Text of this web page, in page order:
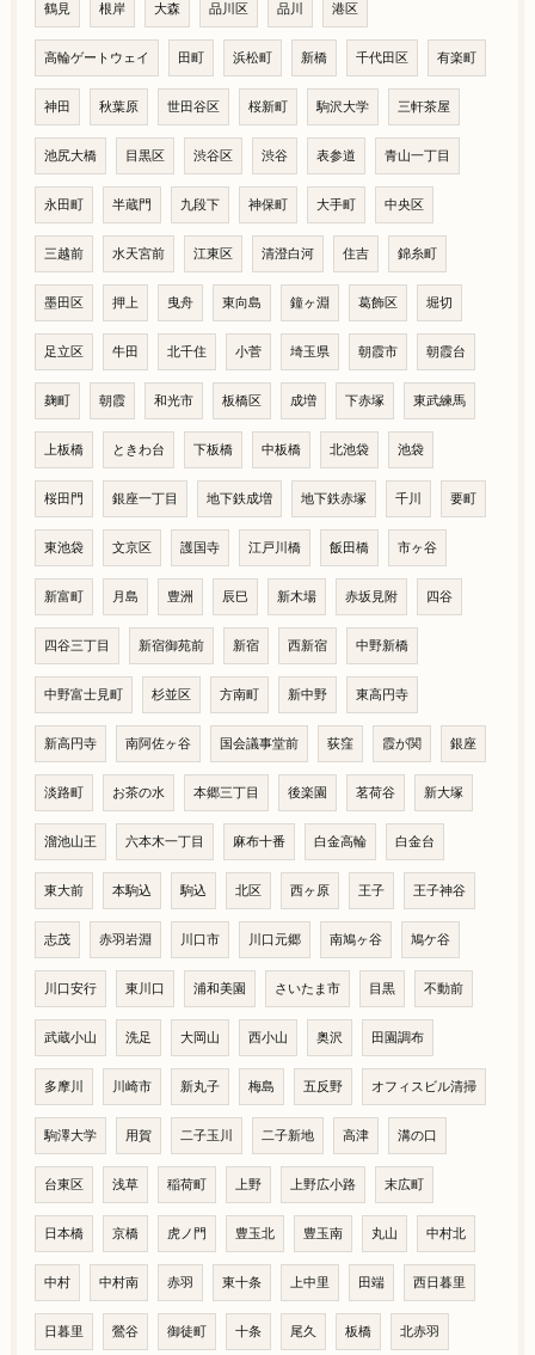
鶴見 根岸 大森 品川区 品川 港区
高輪ゲートウェイ 田町 浜松町 新橋 千代田区 有楽町
神田 秋葉原 世田谷区 桜新町 駒沢大学 三軒茶屋
池尻大橋 目黒区 渋谷区 渋谷 表参道 青山一丁目
永田町 半蔵門 九段下 神保町 大手町 中央区
三越前 水天宮前 江東区 清澄白河 住吉 錦糸町
墨田区 押上 曳舟 東向島 鐘ヶ淵 葛飾区 堀切
足立区 牛田 北千住 小菅 埼玉県 朝霞市 朝霞台
麹町 朝霞 和光市 板橋区 成増 下赤塚 東武練馬
上板橋 ときわ台 下板橋 中板橋 北池袋 池袋
桜田門 銀座一丁目 地下鉄成増 地下鉄赤塚 千川 要町
東池袋 文京区 護国寺 江戸川橋 飯田橋 市ヶ谷
新富町 月島 豊洲 辰巳 新木場 赤坂見附 四谷
四谷三丁目 新宿御苑前 新宿 西新宿 中野新橋
中野富士見町 杉並区 方南町 新中野 東高円寺
新高円寺 南阿佐ヶ谷 国会議事堂前 荻窪 霞が関 銀座
淡路町 お茶の水 本郷三丁目 後楽園 茗荷谷 新大塚
溜池山王 六本木一丁目 麻布十番 白金高輪 白金台
東大前 本駒込 駒込 北区 西ヶ原 王子 王子神谷
志茂 赤羽岩淵 川口市 川口元郷 南鳩ヶ谷 鳩ケ谷
川口安行 東川口 浦和美園 さいたま市 目黒 不動前
武蔵小山 洗足 大岡山 西小山 奥沢 田園調布
多摩川 川崎市 新丸子 梅島 五反野 オフィスビル清掃
駒澤大学 用賀 二子玉川 二子新地 高津 溝の口
台東区 浅草 稲荷町 上野 上野広小路 末広町
日本橋 京橋 虎ノ門 豊玉北 豊玉南 丸山 中村北
中村 中村南 赤羽 東十条 上中里 田端 西日暮里
日暮里 鶯谷 御徒町 十条 尾久 板橋 北赤羽